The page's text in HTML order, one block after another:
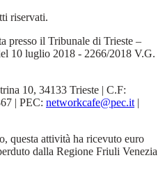
riservati.
presso il Tribunale di Trieste –
10 luglio 2018 - 2266/2018 V.G.
10, 34133 Trieste | C.F:
| PEC: networkcafe@pec.it |
questa attività ha ricevuto euro
dalla Regione Friuli Venezia